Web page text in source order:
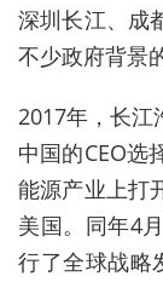
深圳长江、成
不少政府背景
2017年，长江
中国的CEO选
能源产业上打
美国。同年4
行了全球战略